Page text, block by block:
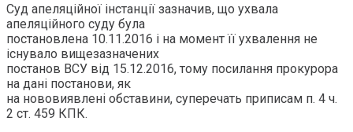
Суд апеляційної інстанції зазначив, що ухвала
апеляційного суду була
постановлена 10.11.2016 і на момент її ухвалення не
існувало вищезазначених
постанов ВСУ від 15.12.2016, тому посилання прокурора
на дані постанови, як
на нововиявлені обставини, суперечать приписам п. 4 ч.
2 ст. 459 КПК.